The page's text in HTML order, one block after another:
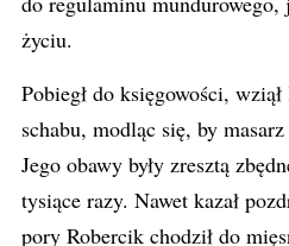
życiu.
Pobiegł do księgowości,
schabu, modląc się, by
Jego obawy były zresztą
tysiące razy. Nawet kazał
pory Robercik chodził do